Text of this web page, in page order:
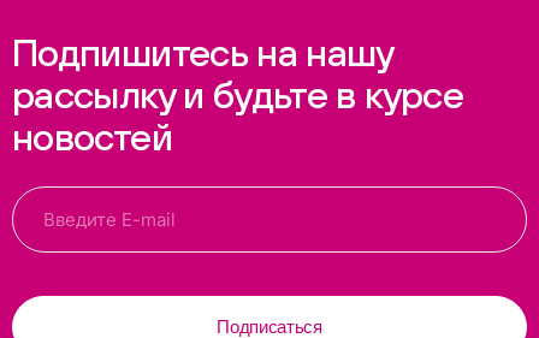
Подпишитесь на нашу
рассылку и будьте в курсе
новостей
Подписаться